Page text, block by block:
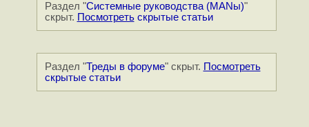
Раздел "Системные руководства (MANы)"
скрыт. Посмотретьскрытые статьи
Раздел "Треды в форуме" скрыт. Посмотреть
скрытые статьи